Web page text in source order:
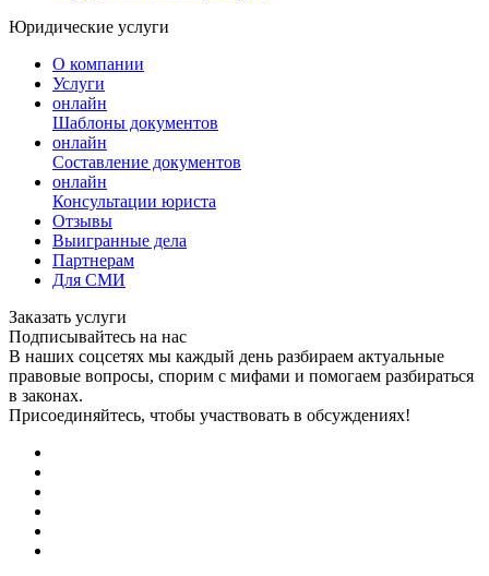
Юридические услуги
О компании
Услуги
онлайн
Шаблоны документов
онлайн
Составление документов
онлайн
Консультации юриста
Отзывы
Выигранные дела
Партнерам
Для СМИ
Заказать услуги
Подписывайтесь на нас
В наших соцсетях мы каждый день разбираем актуальные
правовые вопросы, спорим с мифами и помогаем разбираться
в законах.
Присоединяйтесь, чтобы участвовать в обсуждениях!